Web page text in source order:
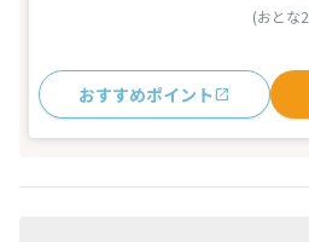
(おとな
おすすめポイント